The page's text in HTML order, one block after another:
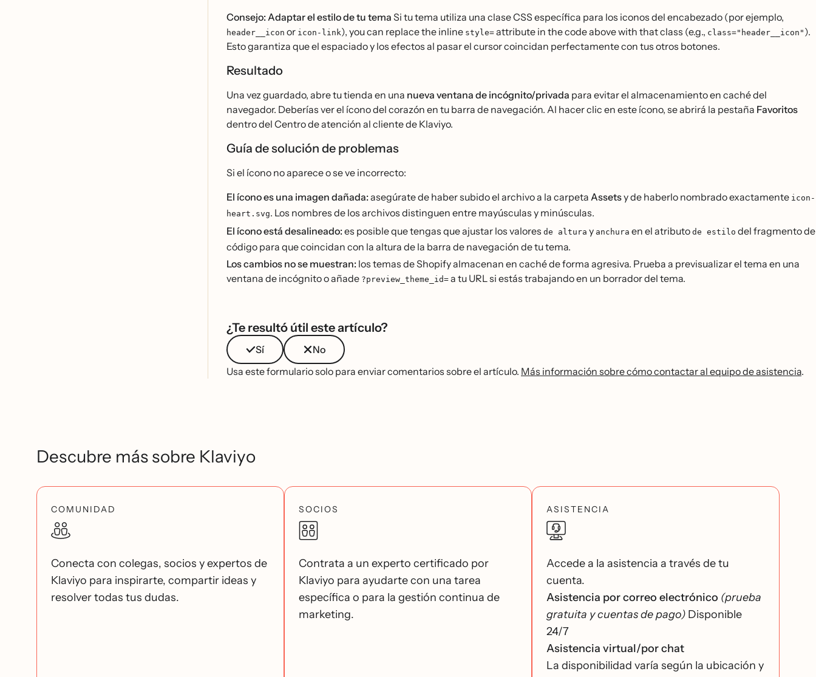
Consejo: Adaptar el estilo de tu tema Si tu tema utiliza una clase CSS específica para los iconos del encabezado (por ejemplo,
header__icon or icon-link), you can replace the inline style= attribute in the code above with that class (e.g., class="header__icon" ).
Esto garantiza que el espaciado y los efectos al pasar el cursor coincidan perfectamente con tus otros botones.
Resultado
Una vez guardado, abre tu tienda en una nueva ventana de incógnito/privada para evitar el almacenamiento en caché del
navegador. Deberías ver el ícono del corazón en tu barra de navegación. Al hacer clic en este ícono, se abrirá la pestaña Favoritos
dentro del Centro de atención al cliente de Klaviyo.
Guía de solución de problemas
Si el ícono no aparece o se ve incorrecto:
El ícono es una imagen dañada:asegúrate de haber subido el archivo a la carpeta Assetsy de haberlo nombrado exactamente icon-
heart.svg. Los nombres de los archivos distinguen entre mayúsculas y minúsculas.
El ícono está desalineado:es posible que tengas que ajustar los valores de altura y anchura en el atributo de estilo del fragmento de
código para que coincidan con la altura de la barra de navegación de tu tema.
Los cambios no se muestran: los temas de Shopify almacenan en caché de forma agresiva. Prueba a previsualizar el tema en una
ventana de incógnito o añade ?preview_theme_id= a tu URL si estás trabajando en un borrador del tema.
¿Te resultó útil este artículo?
Sí
No
Usa este formulario solo para enviar comentarios sobre el artículo. Más información sobre cómo contactar al equipo de asistencia.
Descubre más sobre Klaviyo
COMUNIDAD
Conecta con colegas, socios y expertos de
Klaviyo para inspirarte, compartir ideas y
resolver todas tus dudas.
SOCIOS
Contrata a un experto certificado por
Klaviyo para ayudarte con una tarea
específica o para la gestión continua de
marketing.
ASISTENCIA
Accede a la asistencia a través de tu
cuenta.
Asistencia por correo electrónico (prueba
gratuita y cuentas de pago) Disponible
24/7
Asistencia virtual/por chat
La disponibilidad varía según la ubicación y